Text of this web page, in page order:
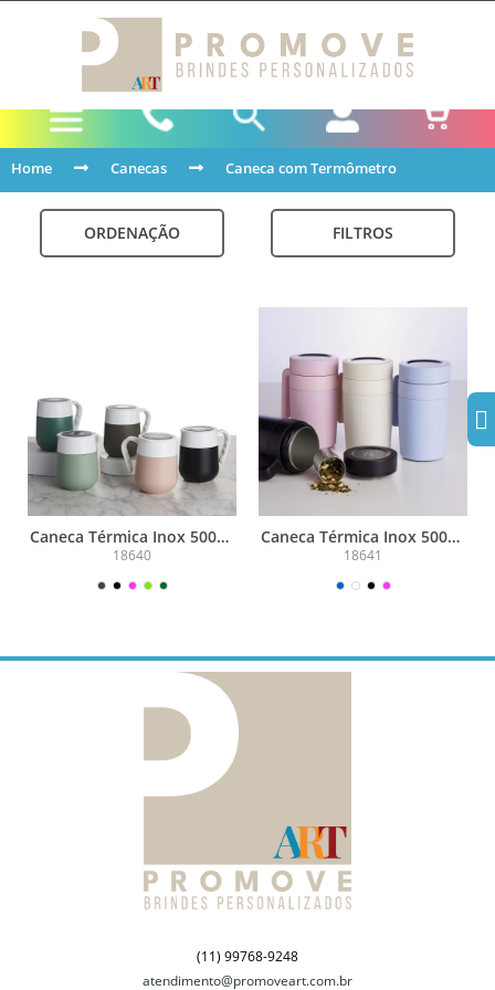
Home Canecas Caneca com Termômetro
ORDENAÇÃO FILTROS
Caneca Térmica Inox 500ml
com Display LED
18640
Caneca Térmica Inox 500ml
com Display LED
18641
(11) 99768-9248
atendimento@promoveart.com.br